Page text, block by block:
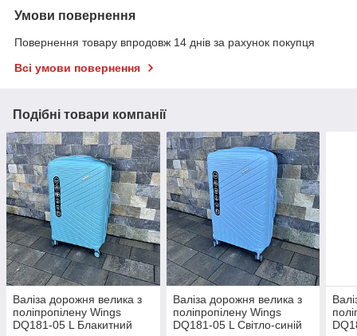
Умови повернення
Повернення товару впродовж 14 днів за рахунок покупця
Всі умови повернення
Подібні товари компанії
Валіза дорожня велика з
поліпропілену Wings
DQ181-05 L Блакитний
Валіза дорожня велика з
поліпропілену Wings
DQ181-05 L Світло-синій